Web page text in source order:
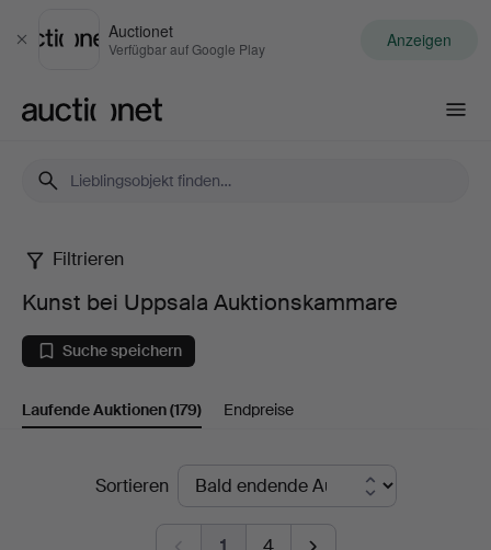
Schließen
Auctionet
Verfügbar auf Google Play Anzeigen
Kunst
bei
Uppsala
Auktionskammare
Filtrieren
Kunst bei Uppsala Auktionskammare
Suche speichern
Laufende Auktionen(179) Endpreise
LaufendeSortieren